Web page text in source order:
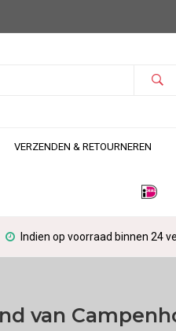
VERZENDEN & RETOURNEREN
Indien op voorraad binnen 24
van